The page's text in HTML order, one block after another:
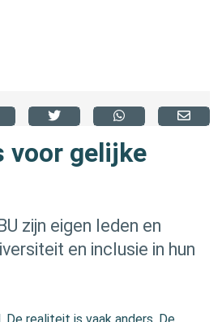
voor gelijke
zijn eigen leden en
en inclusie in hun
realiteit is vaak anders. De